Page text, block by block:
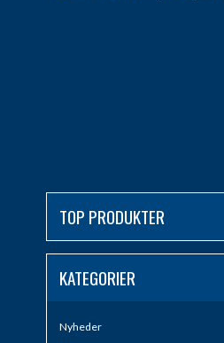
TOP PRODUKTER
KATEGORIER
Nyheder